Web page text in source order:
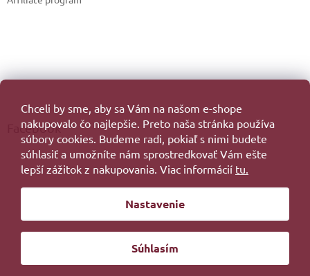
Chceli by sme, aby sa Vám na našom e-shope
nakupovalo čo najlepšie. Preto naša stránka používa
súbory cookies. Budeme radi, pokiaľ s nimi budete
súhlasiť a umožníte nám sprostredkovať Vám ešte
lepší zážitok z nakupovania. Viac informácií tu.
Nastavenie
Súhlasím
Facebook
Vytvoril Shoptet
Copyright 2026. Všetky práva vyhradené.
Redesign byFilipesmedia 🧡